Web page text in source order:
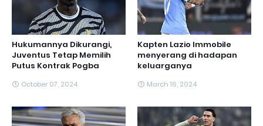
Hukumannya Dikurangi,
Juventus Tetap Memilih
Putus Kontrak Pogba
October 07, 2024
Kapten Lazio Immobile
menyerang di hadapan
keluarganya
March 16, 2024